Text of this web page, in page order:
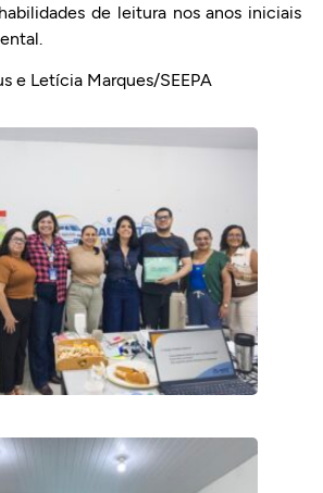
de leitura nos anos iniciais
e Letícia Marques/SEEPA